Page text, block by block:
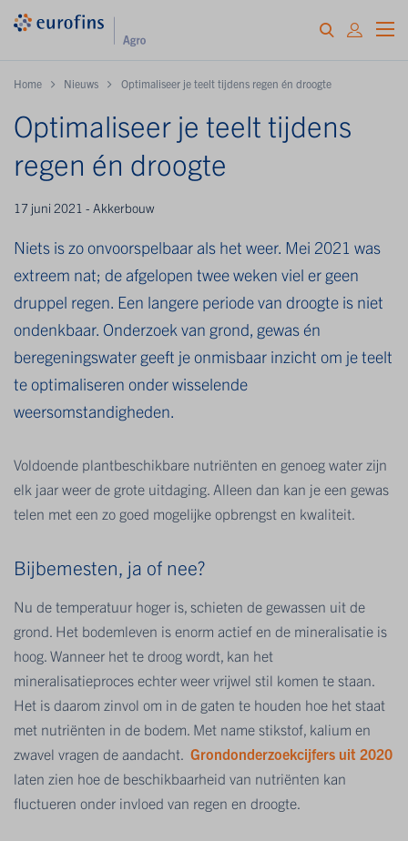
Home Nieuws Optimaliseer je teelt tijdens regen én droogte
Optimaliseer je teelt tijdens
regen én droogte
17 juni 2021 - Akkerbouw
Niets is zo onvoorspelbaar als het weer. Mei 2021 was
extreem nat; de afgelopen twee weken viel er geen
druppel regen. Een langere periode van droogte is niet
ondenkbaar. Onderzoek van grond, gewas én
beregeningswater geeft je onmisbaar inzicht om je teelt
te optimaliseren onder wisselende
weersomstandigheden.
Voldoende plantbeschikbare nutriënten en genoeg water zijn
elk jaar weer de grote uitdaging. Alleen dan kan je een gewas
telen met een zo goed mogelijke opbrengst en kwaliteit.
Bijbemesten, ja of nee?
Nu de temperatuur hoger is, schieten de gewassen uit de
grond. Het bodemleven is enorm actief en de mineralisatie is
hoog. Wanneer het te droog wordt, kan het
mineralisatieproces echter weer vrijwel stil komen te staan.
Het is daarom zinvol om in de gaten te houden hoe het staat
met nutriënten in de bodem. Met name stikstof, kalium en
zwavel vragen de aandacht. Grondonderzoekcijfers uit 2020
laten zien hoe de beschikbaarheid van nutriënten kan
fluctueren onder invloed van regen en droogte.